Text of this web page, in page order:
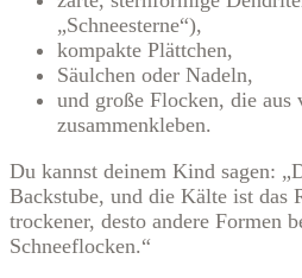
„Schneesterne“),
kompakte Plättchen,
Säulchen oder Nadeln,
und große Flocken, die
zusammenkleben.
Du kannst deinem Kind sagen:
Backstube, und die Kälte ist das
trockener, desto andere Formen
Schneeflocken.“